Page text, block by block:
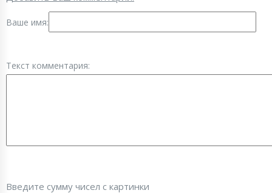
Ваше имя:
Текст комментария:
Введите сумму чисел с картинки